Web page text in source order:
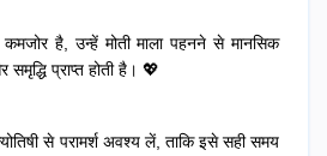
है, उन्हें मोती माला पहनने से मानसिक
प्राप्त होती है। 💖
से परामर्श अवश्य लें, ताकि इसे सही समय